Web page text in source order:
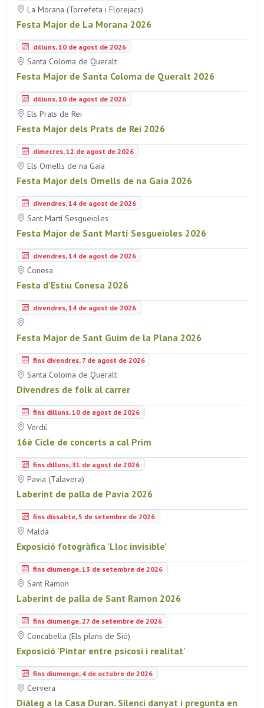
La Morana (Torrefeta i Florejacs)
Festa Major de La Morana 2026
dilluns, 10 de agost de 2026
Santa Coloma de Queralt
Festa Major de Santa Coloma de Queralt 2026
dilluns, 10 de agost de 2026
Els Prats de Rei
Festa Major dels Prats de Rei 2026
dimecres, 12 de agost de 2026
Els Omells de na Gaia
Festa Major dels Omells de na Gaia 2026
divendres, 14 de agost de 2026
Sant Martí Sesgueioles
Festa Major de Sant Martí Sesgueioles 2026
divendres, 14 de agost de 2026
Conesa
Festa d'Estiu Conesa 2026
divendres, 14 de agost de 2026
Festa Major de Sant Guim de la Plana 2026
fins divendres, 7 de agost de 2026
Santa Coloma de Queralt
Divendres de folk al carrer
fins dilluns, 10 de agost de 2026
Verdú
16è Cicle de concerts a cal Prim
fins dilluns, 31 de agost de 2026
Pavia (Talavera)
Laberint de palla de Pavia 2026
fins dissabte, 5 de setembre de 2026
Maldà
Exposició fotogràfica 'Lloc invisible'
fins diumenge, 13 de setembre de 2026
Sant Ramon
Laberint de palla de Sant Ramon 2026
fins diumenge, 27 de setembre de 2026
Concabella (Els plans de Sió)
Exposició 'Pintar entre psicosi i realitat'
fins diumenge, 4 de octubre de 2026
Cervera
Diàleg a la Casa Duran. Silenci danyat i pregunta en